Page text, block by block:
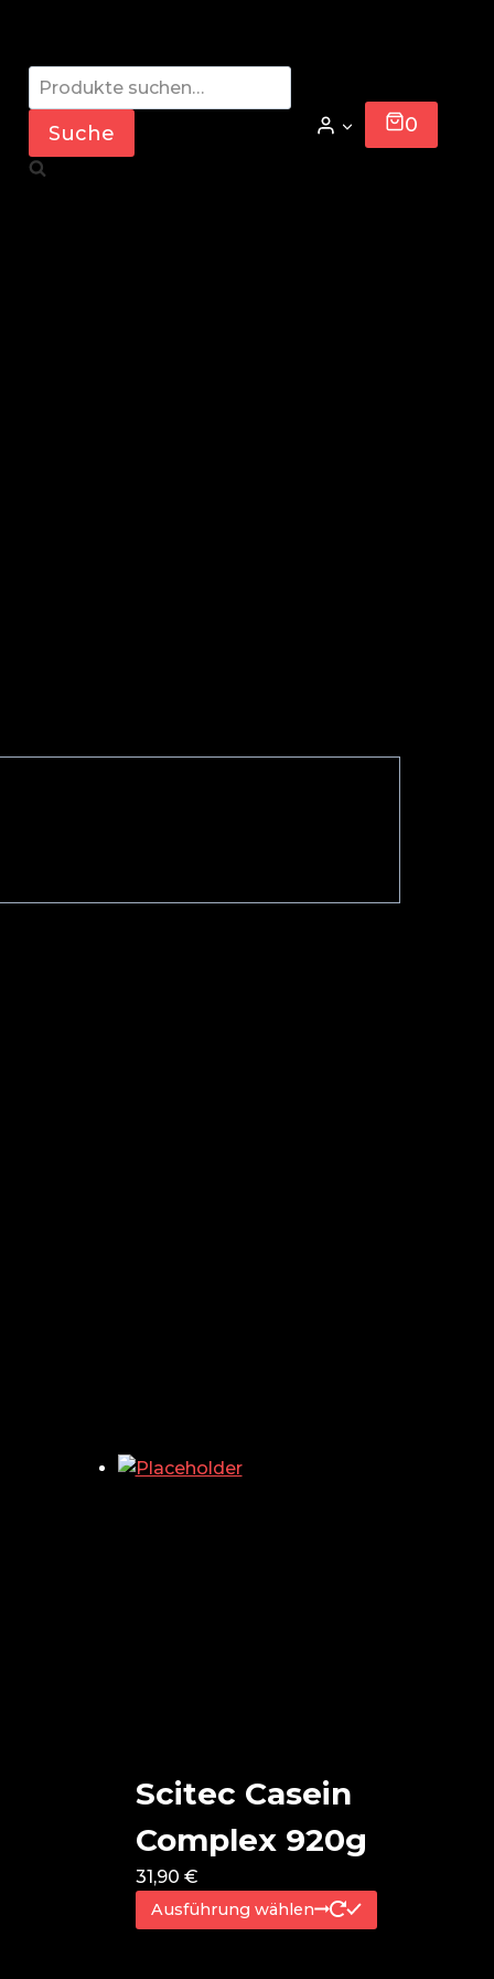
Suche
nach:
Suche 0
Scitec Casein
Complex 920g
31,90 €
Ausführung wählen